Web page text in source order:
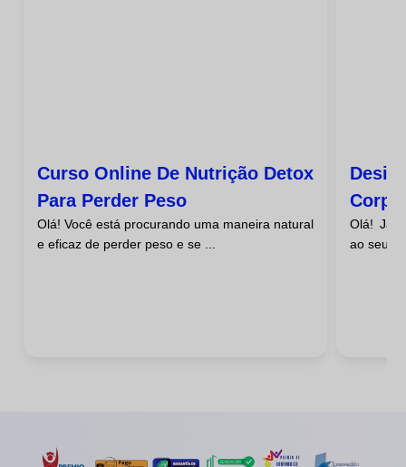
Curso Online De Nutrição Detox
Para Perder Peso
Olá! Você está procurando uma maneira natural
e eficaz de perder peso e se ...
Olá! Já
ao seu